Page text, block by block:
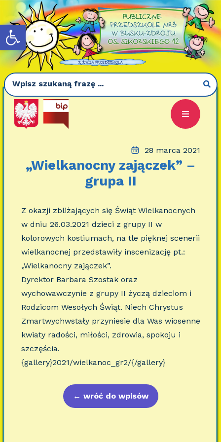
Otwórz pasek narzędzi
28 marca 2021
„Wielkanocny zajączek” –
grupa II
Z okazji zbliżających się Świąt Wielkanocnych
w dniu 26.03.2021 dzieci z grupy II w
kolorowych kostiumach, na tle pięknej scenerii
wielkanocnej przedstawiły inscenizację pt.:
„Wielkanocny zajączek”.
Dyrektor Barbara Szostak oraz
wychowawczynie z grupy II życzą dzieciom i
Rodzicom Wesołych Świąt. Niech Chrystus
Zmartwychwstały przyniesie dla Was wiosenne
kwiaty radości, miłości, zdrowia, spokoju i
szczęścia.
{gallery}2021/wielkanoc_gr2/{/gallery}
← wróć do wpisów